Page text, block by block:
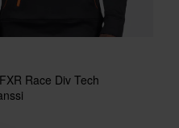
Race Div Tech